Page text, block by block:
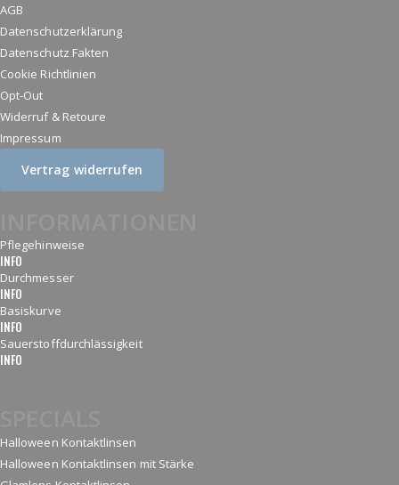
AGB
Datenschutzerklärung
Datenschutz Fakten
Cookie Richtlinien
Opt-Out
Widerruf & Retoure
Impressum
Vertrag widerrufen
Pflegehinweise
INFO
Durchmesser
INFO
Basiskurve
INFO
Sauerstoffdurchlässigkeit
INFO
Halloween Kontaktlinsen
Halloween Kontaktlinsen mit Stärke